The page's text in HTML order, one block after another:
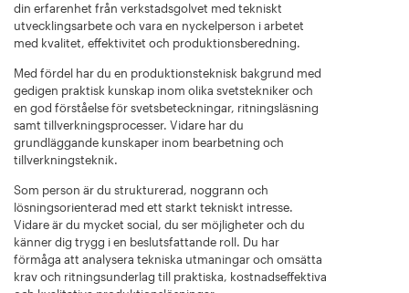
din erfarenhet från verkstadsgolvet med tekniskt
utvecklingsarbete och vara en nyckelperson i arbetet
med kvalitet, effektivitet och produktionsberedning.
Med fördel har du en produktionsteknisk bakgrund med
gedigen praktisk kunskap inom olika svetstekniker och
en god förståelse för svetsbeteckningar, ritningsläsning
samt tillverkningsprocesser. Vidare har du
grundläggande kunskaper inom bearbetning och
tillverkningsteknik.
Som person är du strukturerad, noggrann och
lösningsorienterad med ett starkt tekniskt intresse.
Vidare är du mycket social, du ser möjligheter och du
känner dig trygg i en beslutsfattande roll. Du har
förmåga att analysera tekniska utmaningar och omsätta
krav och ritningsunderlag till praktiska, kostnadseffektiva